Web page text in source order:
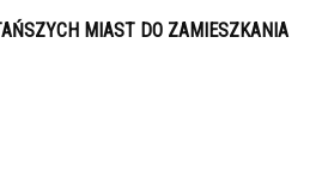
MIAST DO ZAMIESZKANIA